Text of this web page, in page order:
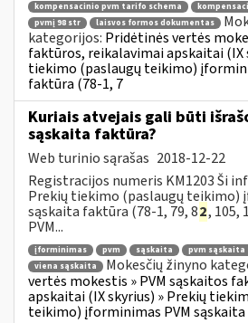
kompensacinio pvm tarifo schema
pvmį 98 str
laisvos formos dokumentas
kategorijos: Pridėtinės vertės
faktūros, reikalavimai apskaitai (IX
tiekimo (paslaugų teikimo)
faktūra (78-1, 7
Kuriais atvejais gali būti
sąskaita faktūra?
Web turinio sąrašas 2018-12-22
Registracijos numeris KM1203 Ši
Prekių tiekimo (paslaugų teikimo)
sąskaita faktūra (78-1, 79, 82, 105,
PVM...
įforminimas pvm sąskaita pvm
viena sąskaita
Mokesčių žinyno
vertės mokestis » PVM sąskaitos
apskaitai (IX skyrius) » Prekių
teikimo) įforminimas PVM